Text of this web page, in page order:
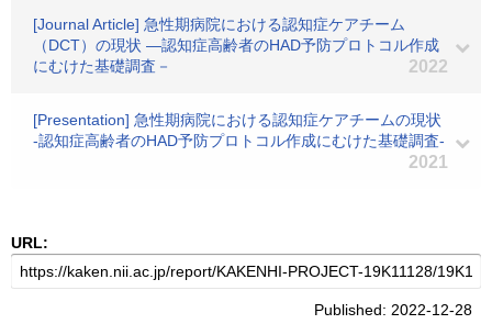
[Journal Article] 急性期病院における認知症ケアチーム
（DCT）の現状 ―認知症高齢者のHAD予防プロトコル作成
にむけた基礎調査－
2022
[Presentation] 急性期病院における認知症ケアチームの現状
-認知症高齢者のHAD予防プロトコル作成にむけた基礎調査-
2021
URL:
Published: 2022-12-28